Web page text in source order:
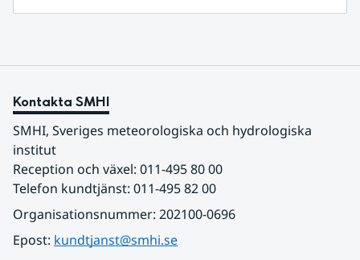
Kontakta SMHI
SMHI, Sveriges meteorologiska och hydrologiska
institut
Reception och växel: 011-495 80 00
Telefon kundtjänst: 011-495 82 00
Organisationsnummer: 202100-0696
Epost: kundtjanst@smhi.se